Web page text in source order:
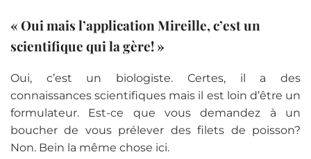
« Oui mais l’application Mireille, c’est un
scientifique qui la gère! »
Oui, c’est un biologiste. Certes, il a des
connaissances scientifiques mais il est loin d’être un
formulateur. Est-ce que vous demandez à un
boucher de vous prélever des filets de poisson?
Non. Bein la même chose ici.